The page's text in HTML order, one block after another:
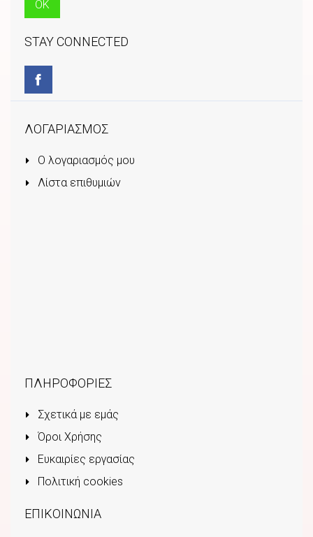
STAY CONNECTED
ΛΟΓΑΡΙΑΣΜΟΣ
Ο λογαριασμός μου
Λίστα επιθυμιών
ΠΛΗΡΟΦΟΡΙΕΣ
Σχετικά με εμάς
Όροι Χρήσης
Ευκαιρίες εργασίας
Πολιτική cookies
ΕΠΙΚΟΙΝΩΝΙΑ